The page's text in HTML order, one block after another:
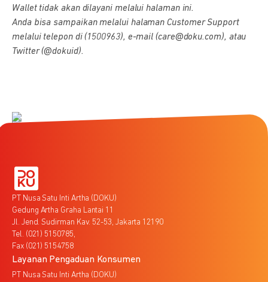
Wallet tidak akan dilayani melalui halaman ini.
Anda bisa sampaikan melalui halaman Customer Support
melalui telepon di (1500963), e-mail (care@doku.com), atau
Twitter (@dokuid).
PT Nusa Satu Inti Artha (DOKU)
Gedung Artha Graha Lantai 11
Jl. Jend. Sudirman Kav. 52-53, Jakarta 12190
Tel. (021) 5150785,
Fax (021) 5154758
Layanan Pengaduan Konsumen
PT Nusa Satu Inti Artha (DOKU)